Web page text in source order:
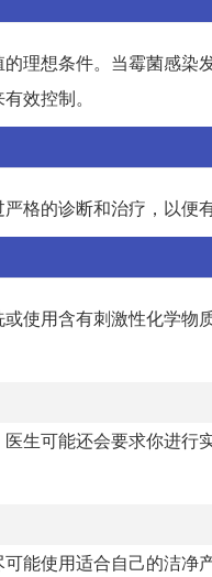
理想条件。当霉菌感染
效控制。
格的诊断和治疗，以便
使用含有刺激性化学物
生可能还会要求你进行
能使用适合自己的洁净